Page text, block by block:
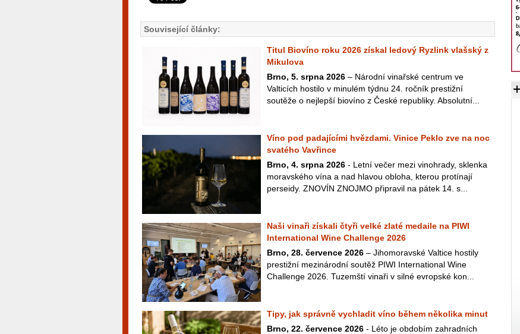
Související články:
Titul Biovíno roku 2026 získal ledový Ryzlink vlašský z
Mikulova
Brno, 5. srpna 2026 – Národní vinařské centrum ve
Valticích hostilo v minulém týdnu 24. ročník prestižní
soutěže o nejlepší biovíno z České republiky. Absolutní...
Víno pod padajícími hvězdami. Vinice Peklo zve na noc
svatého Vavřince
Brno, 4. srpna 2026 - Letní večer mezi vinohrady, sklenka
moravského vína a nad hlavou obloha, kterou protínají
perseidy. ZNOVÍN ZNOJMO připravil na pátek 14. s...
Naši vinaři získali čtyři velké zlaté medaile na PIWI
International Wine Challenge 2026
Brno, 28. července 2026 – Jihomoravské Valtice hostily
prestižní mezinárodní soutěž PIWI International Wine
Challenge 2026. Tuzemští vinaři v silné evropské kon...
Tipy, jak správně vychladit víno během několika minut
Brno, 22. července 2026 - Léto je obdobím zahradních